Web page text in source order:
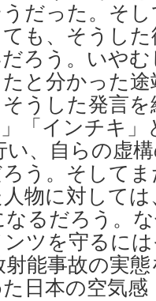
だった。そ
も、そうし
ろう。いや
と分かった
うした発言
「インチキ
い、自らの虚
う。そして
物に対して
るだろう。
ツを守るに
能事故の実
日本の空気感